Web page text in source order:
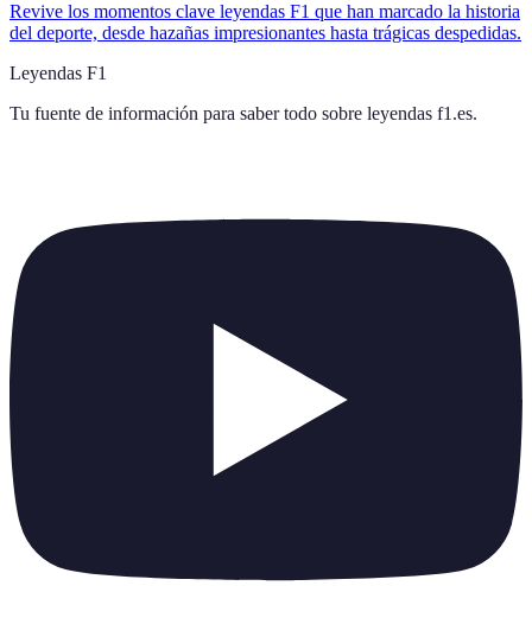
Revive los momentos clave leyendas F1 que han marcado la historia
del deporte, desde hazañas impresionantes hasta trágicas despedidas.
Leyendas F1
Tu fuente de información para saber todo sobre leyendas f1.es.